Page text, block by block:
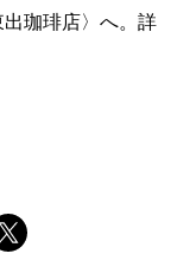
珈琲店〉へ。詳